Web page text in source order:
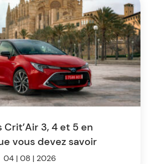
3, 4 et 5 en
vous devez savoir
04 | 08 | 2026